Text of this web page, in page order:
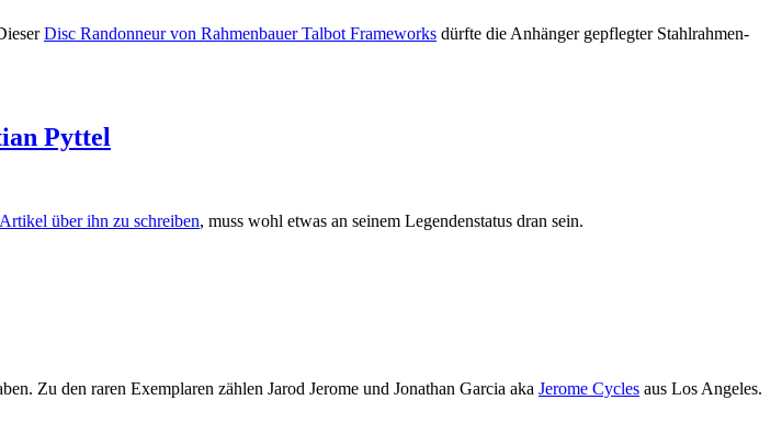
Disc Randonneur von Rahmenbauer Talbot Frameworks dürfte die Anhänger gepflegter Stahlrahmen-
Pyttel
Artikel über ihn zu schreiben, muss wohl etwas an seinem Legendenstatus dran sein.
Zu den raren Exemplaren zählen Jarod Jerome und Jonathan Garcia aka Jerome Cycles aus Los Angeles.